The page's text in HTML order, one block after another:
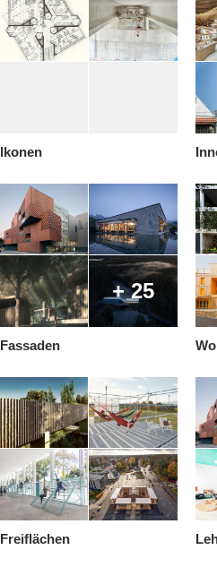
Ikonen
+ 25
Fassaden
Freiflächen